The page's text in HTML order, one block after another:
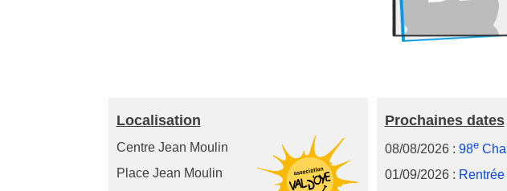
Localisation
Centre Jean Moulin
Place Jean Moulin
Prochaines dates
08/08/2026 : 98e
01/09/2026 :